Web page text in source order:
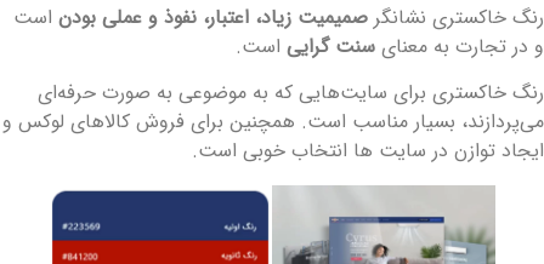
رنگ خاکستری نشانگر صمیمیت زیاد، اعتبار، نفوذ و عملی بودناست
و در تجارت به معنای سنت‌ گرایی است.
رنگ خاکستری برای سایت‌هایی که به موضوعی به صورت حرفه‌ای
می‌پردازند، بسیار مناسب است. همچنین برای فروش کالا‌های لوکس و
ایجاد توازن در سایت ها انتخاب خوبی است.